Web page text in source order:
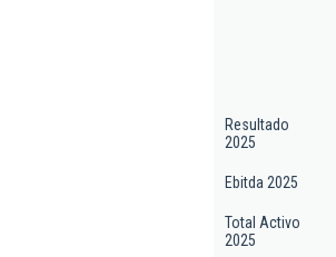
Resultado
2025
Ebitda 2025
Total Activo
2025